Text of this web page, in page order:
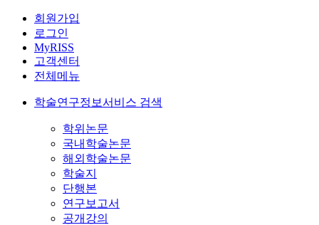
회원가입
로그인
MyRISS
고객센터
전체메뉴
학술연구정보서비스 검색
학위논문
국내학술논문
해외학술논문
학술지
단행본
연구보고서
공개강의